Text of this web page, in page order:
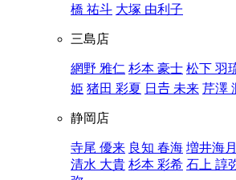
橋 祐斗 大塚 由利子
三島店
網野 雅仁 杉本 豪士 松下 羽
姫 猪田 彩夏 日𠮷 未来 芹澤
静岡店
寺尾 優来 良知 春海 増井海月
清水 大貴 杉本 彩希 石上 諄